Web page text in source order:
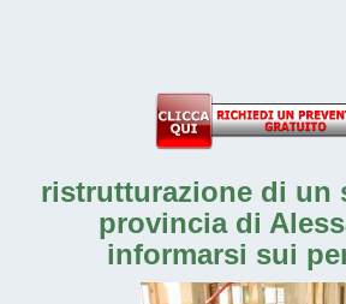
ristrutturazione di un
provincia di
informarsi sui